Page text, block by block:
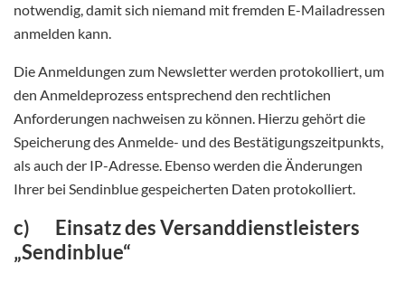
notwendig, damit sich niemand mit fremden E-Mailadressen
anmelden kann.
Die Anmeldungen zum Newsletter werden protokolliert, um
den Anmeldeprozess entsprechend den rechtlichen
Anforderungen nachweisen zu können. Hierzu gehört die
Speicherung des Anmelde- und des Bestätigungszeitpunkts,
als auch der IP-Adresse. Ebenso werden die Änderungen
Ihrer bei Sendinblue gespeicherten Daten protokolliert.
c) Einsatz des Versanddienstleisters
„Sendinblue“